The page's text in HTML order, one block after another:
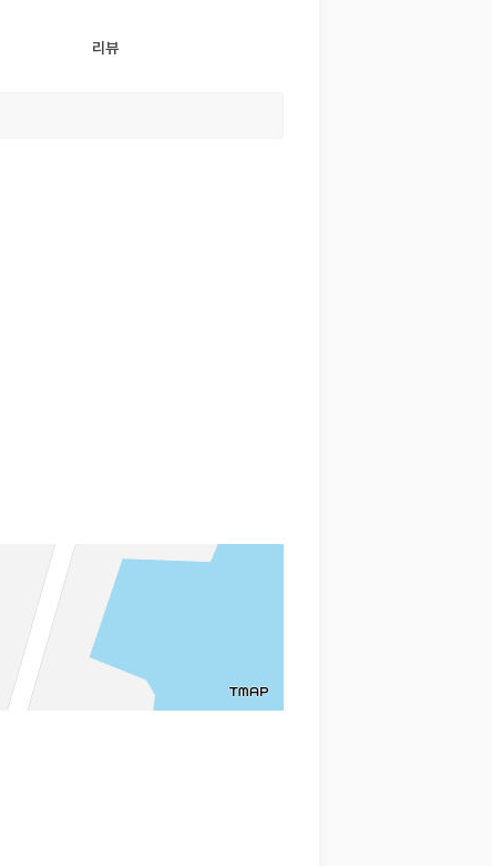
한 차량을 고를 수 있습니다.
께 확인할 수 있도록 돕습니다.
리뷰